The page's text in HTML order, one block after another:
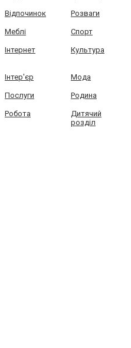
Відпочинок Розваги
Меблі Спорт
Інтернет Культура
Інтер'єр Мода
Послуги Родина
Робота
Дитячий
розділ